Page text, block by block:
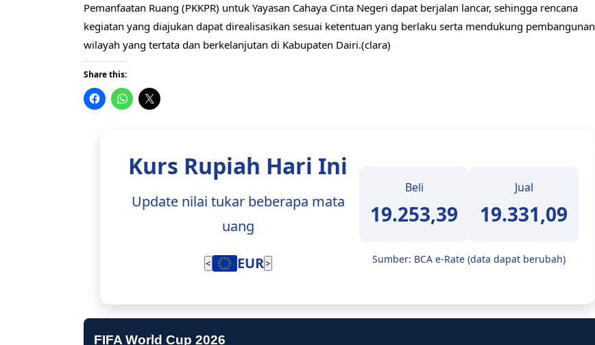
Pemanfaatan Ruang (PKKPR) untuk Yayasan Cahaya Cinta Negeri dapat berjalan lancar, sehingga rencana
kegiatan yang diajukan dapat direalisasikan sesuai ketentuan yang berlaku serta mendukung pembangunan
wilayah yang tertata dan berkelanjutan di Kabupaten Dairi.(clara)
Share this:
Kurs Rupiah Hari Ini
Update nilai tukar beberapa mata
uang
< EUR>
Beli
19.253,39
Jual
19.331,09
Sumber: BCA e-Rate (data dapat berubah)
FIFA World Cup 2026